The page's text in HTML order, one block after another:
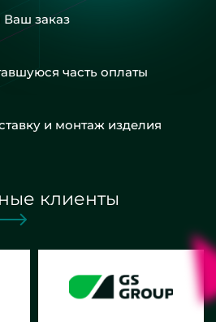
Ваш заказ
часть оплаты
и монтаж изделия
клиенты